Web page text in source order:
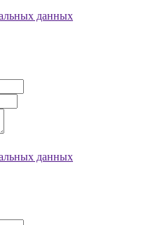
данных
данных